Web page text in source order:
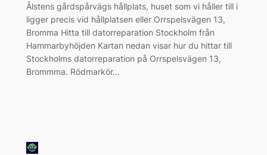
Ålstens gårdspårvägs hållplats, huset som vi håller till i
ligger precis vid hållplatsen eller Orrspelsvägen 13,
Bromma Hitta till datorreparation Stockholm från
Hammarbyhöjden Kartan nedan visar hur du hittar till
Stockholms datorreparation på Orrspelsvägen 13,
Brommma. Rödmarkör…